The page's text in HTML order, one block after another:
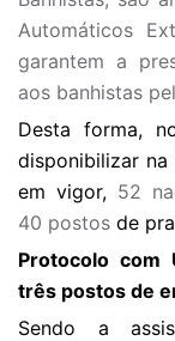
Automáticos
garantem a
aos banhistas
Desta forma,
disponibilizar
em vigor, 52
40 postos de
Protocolo com
três postos de
Sendo a